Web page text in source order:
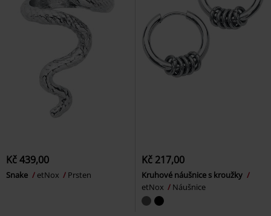
Kč 439,00
Snake etNox Prsten
Kč 217,00
Kruhové náušnice s kroužky
etNox
Náušnice